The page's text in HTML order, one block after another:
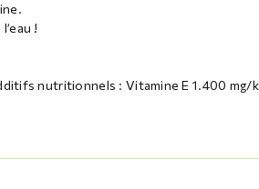
!
nutritionnels : Vitamine E 1.400 mg/